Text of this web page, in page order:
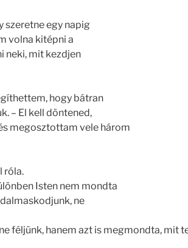
szeretne egy napig
volna kitépni a
neki, mit kezdjen
hogy bátran
– El kell döntened,
megosztottam vele három
róla.
Isten nem mondta
ne
féljünk, hanem azt is megmondta, mit